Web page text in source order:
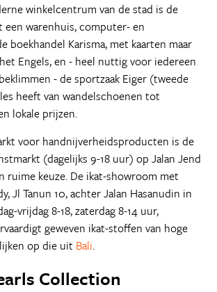
winkelcentrum van de stad is de
een warenhuis, computer- en
boekhandel Karisma, met kaarten maar
Engels, en - heel nuttig voor iedereen
- de sportzaak Eiger (tweede
heeft van wandelschoenen tot
lokale prijzen.
voor handnijverheidsproducten is de
(dagelijks 9-18 uur) op Jalan Jend
ruime keuze. De ikat-showroom met
Jl Tanun 10, achter Jalan Hasanudin in
vrijdag 8-18, zaterdag 8-14 uur,
geweven ikat-stoffen van hoge
op die uit Bali.
Collection